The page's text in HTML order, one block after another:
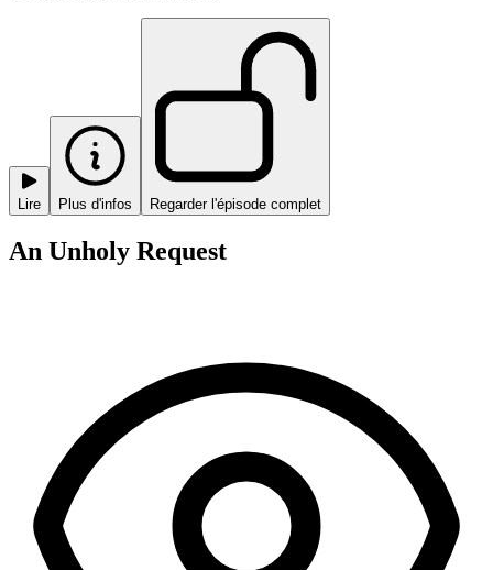
Lire Plus d'infos Regarder l'épisode complet
An Unholy Request